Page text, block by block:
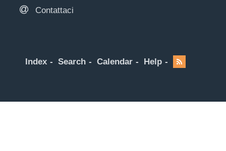
Contattaci
Index Search Calendar Help